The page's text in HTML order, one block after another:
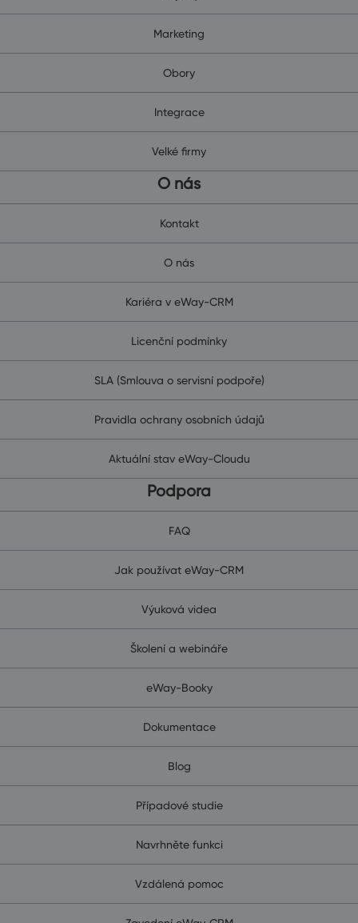
Marketing
Obory
Integrace
Velké firmy
O nás
Kontakt
O nás
Kariéra v eWay-CRM
Licenční podmínky
SLA (Smlouva o servisní podpoře)
Pravidla ochrany osobních údajů
Aktuální stav eWay-Cloudu
Podpora
FAQ
Jak používat eWay-CRM
Výuková videa
Školení a webináře
eWay-Booky
Dokumentace
Blog
Případové studie
Navrhněte funkci
Vzdálená pomoc